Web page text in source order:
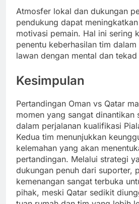
Atmosfer lokal dan dukungan
pendukung dapat
motivasi pemain. Hal ini sering
penentu keberhasilan tim
lawan dengan mental dan
Kesimpulan
Pertandingan Oman vs Qatar
momen yang sangat dinantikan
dalam perjalanan kualifikasi
Kedua tim menunjukkan
kelemahan yang akan
pertandingan. Melalui strategi
dukungan penuh dari suporter,
kemenangan sangat terbuka
pihak, meski Qatar sedikit